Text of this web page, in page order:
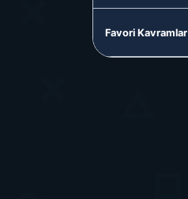
Favori Kavramlar